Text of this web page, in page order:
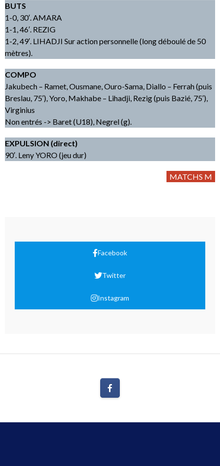
BUTS
1-0, 30′. AMARA
1-1, 46′. REZIG
1-2, 49′. LIHADJI Sur action personnelle (long déboulé de 50
mètres).
COMPO
Jakubech – Ramet, Ousmane, Ouro-Sama, Diallo – Ferrah (puis
Breslau, 75′), Yoro, Makhabe – Lihadji, Rezig (puis Bazié, 75′),
Virginius
Non entrés -> Baret (U18), Negrel (g).
EXPULSION (direct)
90′. Leny YORO (jeu dur)
MATCHS M
Facebook
Twitter
Instagram